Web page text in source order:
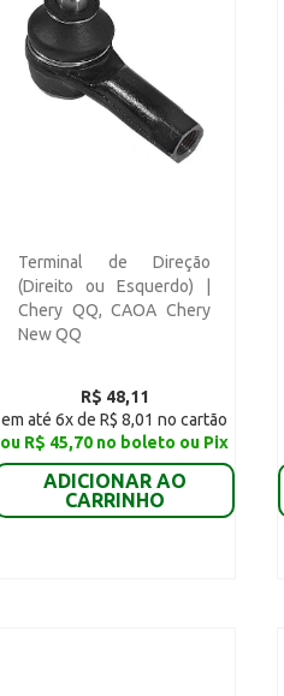
Terminal de Direção
(Direito ou Esquerdo) |
Chery QQ, CAOA Chery
New QQ
R$ 48,11
em até 6x de R$ 8,01 no cartão
ou R$ 45,70 no boleto ou Pix
ADICIONAR AO
CARRINHO